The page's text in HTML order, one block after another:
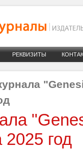
РЕКВИЗИТЫ
2025 год